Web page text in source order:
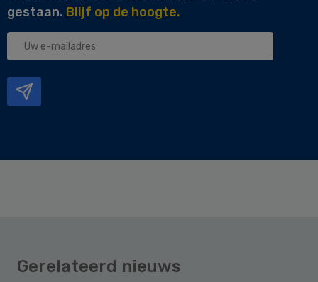
gestaan. Blijf op de hoogte.
Uw
Gerelateerd nieuws